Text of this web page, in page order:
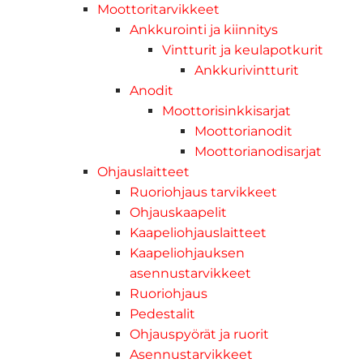
Moottoritarvikkeet
Ankkurointi ja kiinnitys
Vintturit ja keulapotkurit
Ankkurivintturit
Anodit
Moottorisinkkisarjat
Moottorianodit
Moottorianodisarjat
Ohjauslaitteet
Ruoriohjaus tarvikkeet
Ohjauskaapelit
Kaapeliohjauslaitteet
Kaapeliohjauksen
asennustarvikkeet
Ruoriohjaus
Pedestalit
Ohjauspyörät ja ruorit
Asennustarvikkeet